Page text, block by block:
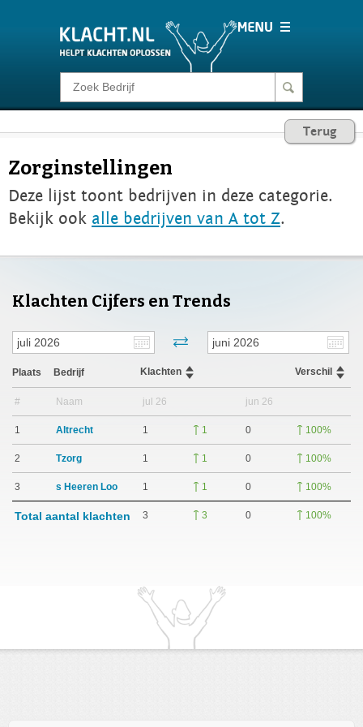
Klacht melden
Barometer
Login
Terug
Zorginstellingen
Deze lijst toont bedrijven in deze categorie.
Bekijk ook alle bedrijven van A tot Z.
Klachten Cijfers en Trends
Plaats Bedrijf Klachten Verschil
# Naam jul 26 jun 26
1 Altrecht 1 1 0 100%
2 Tzorg 1 1 0 100%
3 s Heeren Loo 1 1 0 100%
Total aantal klachten 3 3 0 100%